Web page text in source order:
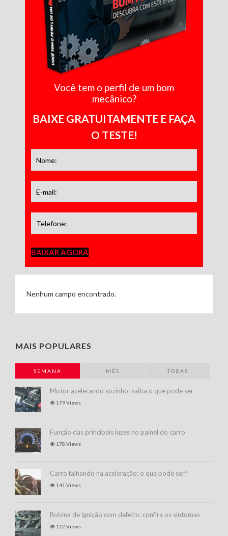
Você tem o perfil de um bom
mecânico?
BAIXE GRATUITAMENTE E FAÇA
O TESTE!
BAIXAR AGORA
Nenhum campo encontrado.
MAIS POPULARES
SEMANA MÊS TODAS
Motor acelerando sozinho: saiba o que pode ser
179 Views
Função das principais luzes no painel do carro
178 Views
Carro falhando na aceleração: o que pode ser?
141 Views
Bobina de ignição com defeito: confira os sintomas
122 Views